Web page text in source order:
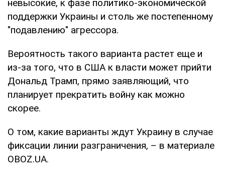
невысокие, к фазе политико-экономической
поддержки Украины и столь же постепенному
"подавлению" агрессора.
Вероятность такого варианта растет еще и
из-за того, что в США к власти может прийти
Дональд Трамп, прямо заявляющий, что
планирует прекратить войну как можно
скорее.
О том, какие варианты ждут Украину в случае
фиксации линии разграничения, – в материале
OBOZ.UA.